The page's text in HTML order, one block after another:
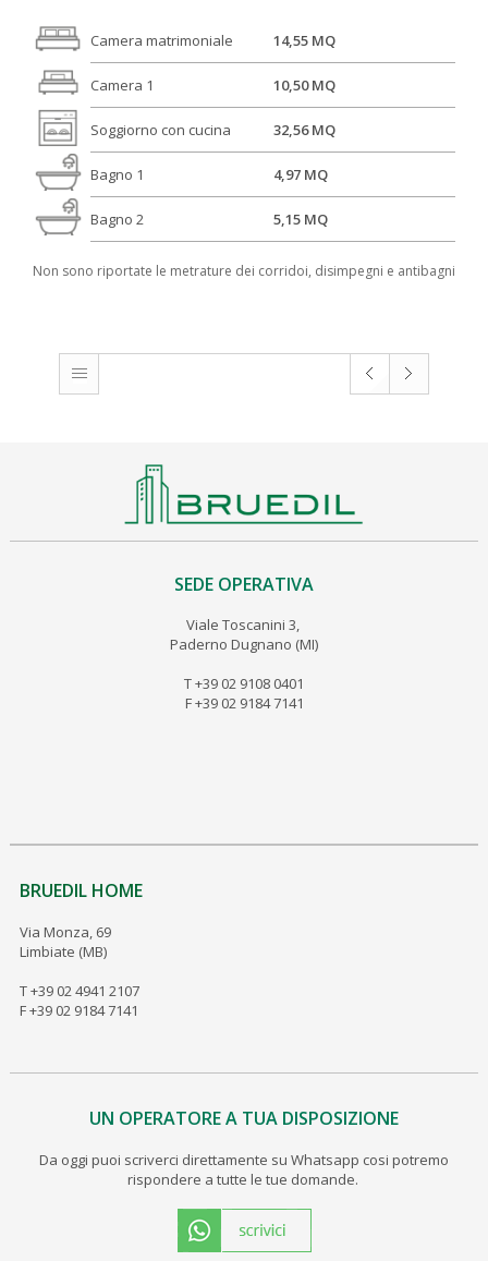
Camera matrimoniale 14,55 MQ
Camera 1 10,50 MQ
Soggiorno con cucina 32,56 MQ
Bagno 1 4,97 MQ
Bagno 2 5,15 MQ
Non sono riportate le metrature dei corridoi, disimpegni e antibagni
SEDE OPERATIVA
Viale Toscanini 3,
Paderno Dugnano (MI)
T +39 02 9108 0401
F +39 02 9184 7141
BRUEDIL HOME
Via Monza, 69
Limbiate (MB)
T +39 02 4941 2107
F +39 02 9184 7141
UN OPERATORE A TUA DISPOSIZIONE
Da oggi puoi scriverci direttamente su Whatsapp cosi potremo
rispondere a tutte le tue domande.